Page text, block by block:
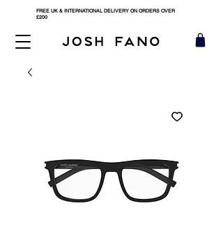
FREE UK & INTERNATIONAL DELIVERY ON ORDERS OVER
£200